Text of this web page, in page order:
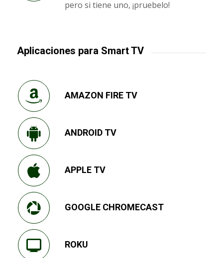
pero si tiene uno, ¡pruebelo!
Aplicaciones para Smart TV
AMAZON FIRE TV
ANDROID TV
APPLE TV
GOOGLE CHROMECAST
ROKU